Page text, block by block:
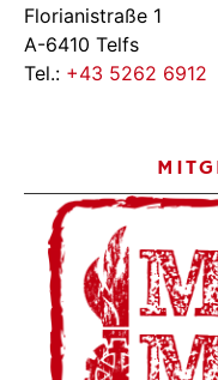
Florianistraße 1
A-6410 Telfs
Tel.: +43 5262 6912